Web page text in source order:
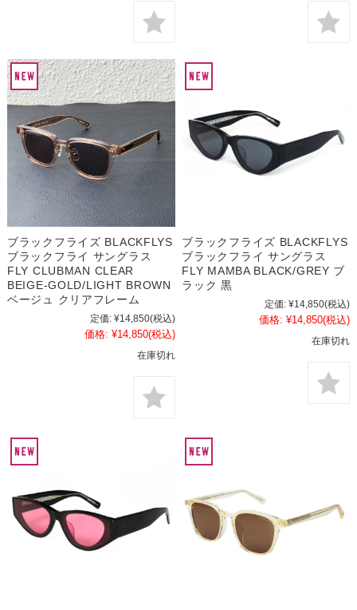
ブラックフライズ BLACKFLYS
ブラックフライ サングラス
FLY CLUBMAN CLEAR
BEIGE-GOLD/LIGHT BROWN
ベージュ クリアフレーム
定価: ¥14,850(税込)
価格: ¥14,850(税込)
在庫切れ
ブラックフライズ BLACKFLYS
ブラックフライ サングラス
FLY MAMBA BLACK/GREY ブ
ラック 黒
定価: ¥14,850(税込)
価格: ¥14,850(税込)
在庫切れ